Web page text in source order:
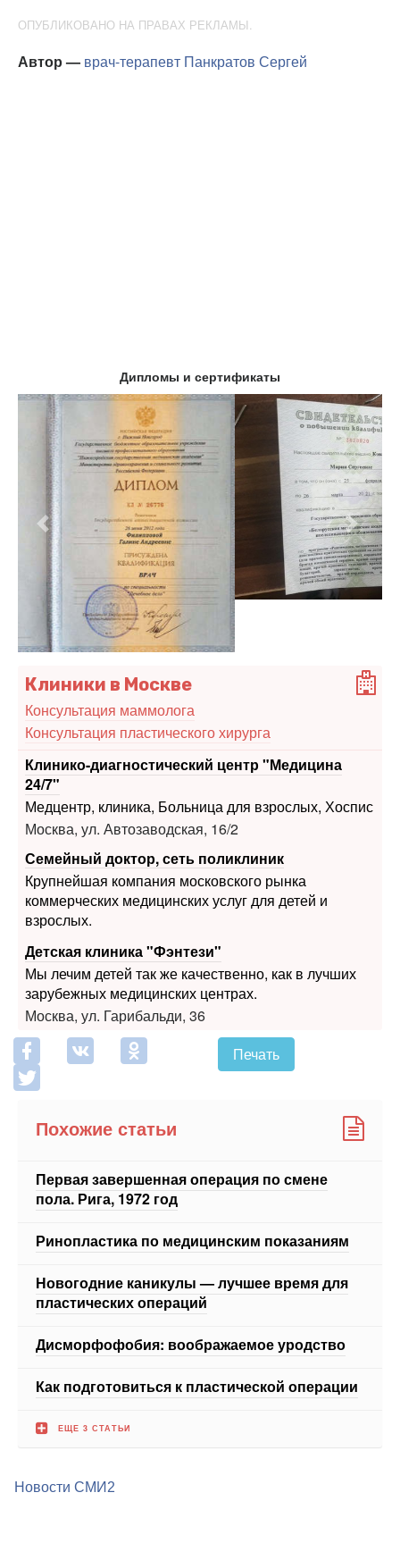
ОПУБЛИКОВАНО НА ПРАВАХ РЕКЛАМЫ.
Автор — врач-терапевт Панкратов Сергей
Дипломы и сертификаты
Предыдущий
Клиники в Москве
Консультация маммолога
Консультация пластического хирурга
Клинико-диагностический центр "Медицина
24/7"
Медцентр, клиника, Больница для взрослых, Хоспис
Москва, ул. Автозаводская, 16/2
Семейный доктор, сеть поликлиник
Крупнейшая компания московского рынка
взрослых.
Детская клиника "Фэнтези"
Мы лечим детей так же качественно, как в лучших
Москва, ул. Гарибальди, 36
Печать
Похожие статьи
Первая завершенная операция по смене
Ринопластика по медицинским показаниям
пластических операций
Дисморфофобия: воображаемое уродство
Новости СМИ2